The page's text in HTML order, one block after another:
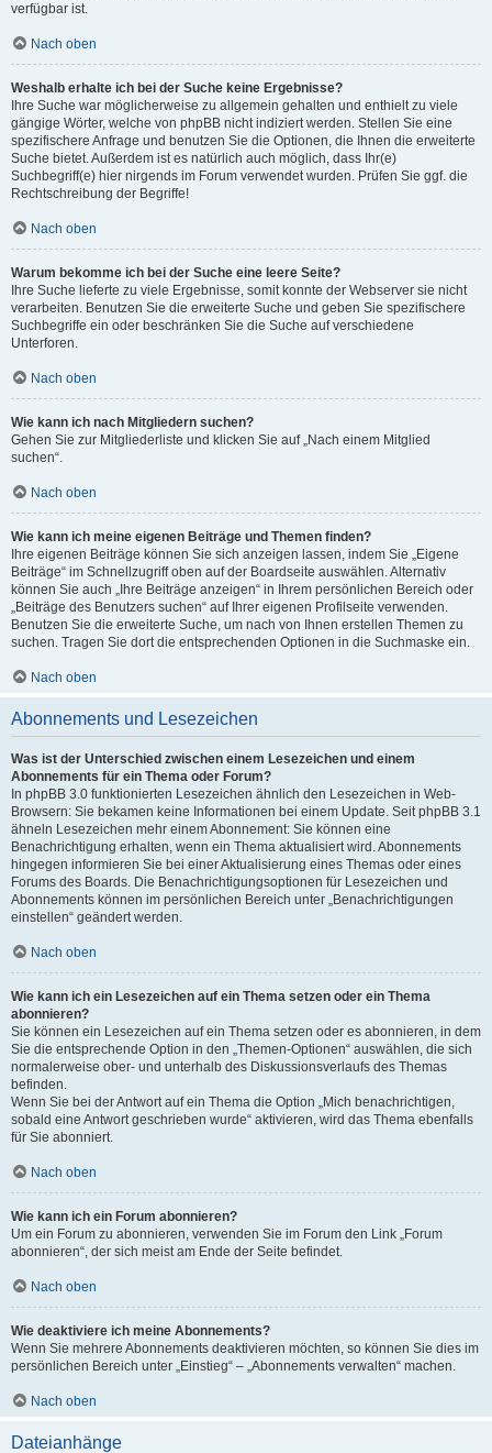
verfügbar ist.
Nach oben
Weshalb erhalte ich bei der Suche keine Ergebnisse?
Ihre Suche war möglicherweise zu allgemein gehalten und enthielt zu viele
gängige Wörter, welche von phpBB nicht indiziert werden. Stellen Sie eine
spezifischere Anfrage und benutzen Sie die Optionen, die Ihnen die erweiterte
Suche bietet. Außerdem ist es natürlich auch möglich, dass Ihr(e)
Suchbegriff(e) hier nirgends im Forum verwendet wurden. Prüfen Sie ggf. die
Rechtschreibung der Begriffe!
Nach oben
Warum bekomme ich bei der Suche eine leere Seite?
Ihre Suche lieferte zu viele Ergebnisse, somit konnte der Webserver sie nicht
verarbeiten. Benutzen Sie die erweiterte Suche und geben Sie spezifischere
Suchbegriffe ein oder beschränken Sie die Suche auf verschiedene
Unterforen.
Nach oben
Wie kann ich nach Mitgliedern suchen?
Gehen Sie zur Mitgliederliste und klicken Sie auf „Nach einem Mitglied
suchen“.
Nach oben
Wie kann ich meine eigenen Beiträge und Themen finden?
Ihre eigenen Beiträge können Sie sich anzeigen lassen, indem Sie „Eigene
Beiträge“ im Schnellzugriff oben auf der Boardseite auswählen. Alternativ
können Sie auch „Ihre Beiträge anzeigen“ in Ihrem persönlichen Bereich oder
„Beiträge des Benutzers suchen“ auf Ihrer eigenen Profilseite verwenden.
Benutzen Sie die erweiterte Suche, um nach von Ihnen erstellen Themen zu
suchen. Tragen Sie dort die entsprechenden Optionen in die Suchmaske ein.
Nach oben
Abonnements und Lesezeichen
Was ist der Unterschied zwischen einem Lesezeichen und einem
Abonnements für ein Thema oder Forum?
In phpBB 3.0 funktionierten Lesezeichen ähnlich den Lesezeichen in Web-
Browsern: Sie bekamen keine Informationen bei einem Update. Seit phpBB 3.1
ähneln Lesezeichen mehr einem Abonnement: Sie können eine
Benachrichtigung erhalten, wenn ein Thema aktualisiert wird. Abonnements
hingegen informieren Sie bei einer Aktualisierung eines Themas oder eines
Forums des Boards. Die Benachrichtigungsoptionen für Lesezeichen und
Abonnements können im persönlichen Bereich unter „Benachrichtigungen
einstellen“ geändert werden.
Nach oben
Wie kann ich ein Lesezeichen auf ein Thema setzen oder ein Thema
abonnieren?
Sie können ein Lesezeichen auf ein Thema setzen oder es abonnieren, in dem
Sie die entsprechende Option in den „Themen-Optionen“ auswählen, die sich
normalerweise ober- und unterhalb des Diskussionsverlaufs des Themas
befinden.
Wenn Sie bei der Antwort auf ein Thema die Option „Mich benachrichtigen,
sobald eine Antwort geschrieben wurde“ aktivieren, wird das Thema ebenfalls
für Sie abonniert.
Nach oben
Wie kann ich ein Forum abonnieren?
Um ein Forum zu abonnieren, verwenden Sie im Forum den Link „Forum
abonnieren“, der sich meist am Ende der Seite befindet.
Nach oben
Wie deaktiviere ich meine Abonnements?
Wenn Sie mehrere Abonnements deaktivieren möchten, so können Sie dies im
persönlichen Bereich unter „Einstieg“ – „Abonnements verwalten“ machen.
Nach oben
Dateianhänge